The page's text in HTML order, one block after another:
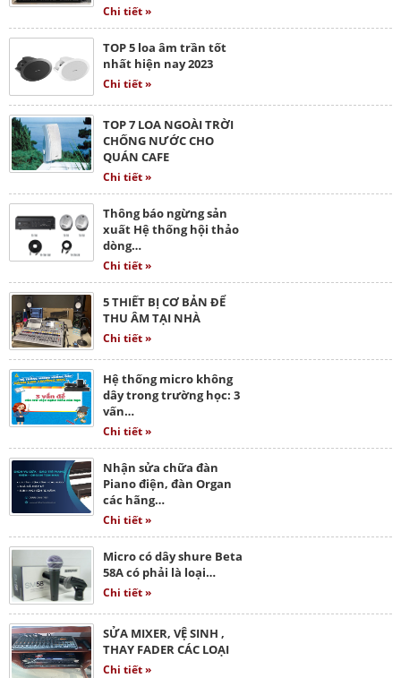
Chi tiết »
TOP 5 loa âm trần tốt
nhất hiện nay 2023
Chi tiết »
TOP 7 LOA NGOÀI TRỜI
CHỐNG NƯỚC CHO
QUÁN CAFE
Chi tiết »
Thông báo ngừng sản
xuất Hệ thống hội thảo
dòng…
Chi tiết »
5 THIẾT BỊ CƠ BẢN ĐỂ
THU ÂM TẠI NHÀ
Chi tiết »
Hệ thống micro không
dây trong trường học: 3
vấn…
Chi tiết »
Nhận sửa chữa đàn
Piano điện, đàn Organ
các hãng…
Chi tiết »
Micro có dây shure Beta
58A có phải là loại…
Chi tiết »
SỬA MIXER, VỆ SINH ,
THAY FADER CÁC LOẠI
Chi tiết »